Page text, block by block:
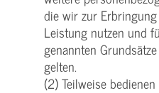
die wir zur
Leistung nutzen und
genannten
gelten.
(2) Teilweise